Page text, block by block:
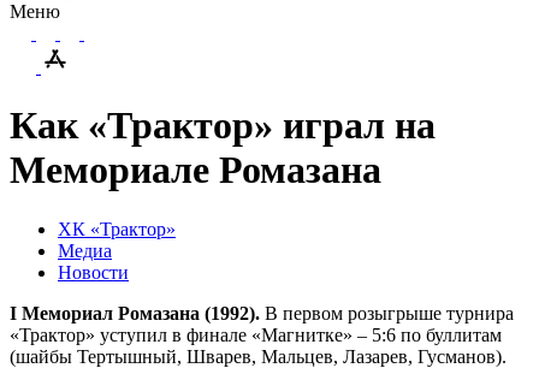
Меню
Как «Трактор» играл на
Мемориале Ромазана
ХК «Трактор»
Медиа
Новости
I Мемориал Ромазана (1992). В первом розыгрыше турнира
«Трактор» уступил в финале «Магнитке» – 5:6 по буллитам
(шайбы Тертышный, Шварев, Мальцев, Лазарев, Гусманов).